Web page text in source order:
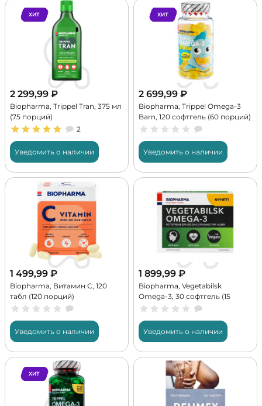
ХИТ
2 299,99 ₽
Biopharma, Trippel Tran, 375 мл
(75 порций)
2
Уведомить о наличии
ХИТ
2 699,99 ₽
Biopharma, Trippel Omega-3
Barn, 120 софтгель (60 порций)
Уведомить о наличии
1 499,99 ₽
Biopharma, Витамин С, 120
табл (120 порций)
Уведомить о наличии
1 899,99 ₽
Biopharma, Vegetabilsk
Omega-3, 30 софтгель (15
порций)
Уведомить о наличии
ХИТ